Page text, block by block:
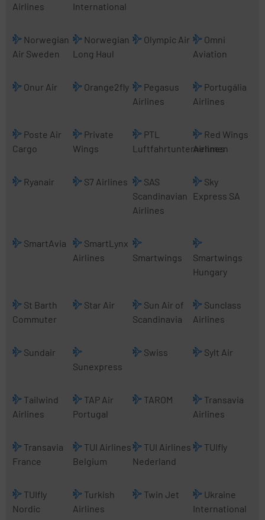
Airlines
International
Norwegian
Air Sweden
Norwegian
Long Haul
Olympic Air
Omni
Aviation
Onur Air Orange2fly
Pegasus
Airlines
Portugália
Airlines
Poste Air
Cargo
Private
Wings
PTL
Luftfahrtunternehmen
Red Wings
Airlines
Ryanair S7 Airlines
SAS
Scandinavian
Airlines
Sky
Express SA
SmartAvia
SmartLynx
Airlines
Smartwings
Smartwings
Hungary
St Barth
Commuter
Star Air
Sun Air of
Scandinavia
Sunclass
Airlines
Sundair
Sunexpress
Swiss Sylt Air
Tailwind
Airlines
TAP Air
Portugal
TAROM
Transavia
Airlines
Transavia
France
TUI Airlines
Belgium
TUI Airlines
Nederland
TUIfly
TUIfly
Nordic
Turkish
Airlines
Twin Jet
Ukraine
International